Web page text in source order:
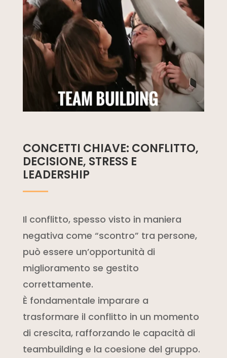
CONCETTI CHIAVE: CONFLITTO,
DECISIONE, STRESS E
LEADERSHIP
Il conflitto, spesso visto in maniera
negativa come “scontro” tra persone,
può essere un’opportunità di
miglioramento se gestito
correttamente.
È fondamentale imparare a
trasformare il conflitto in un momento
di crescita, rafforzando le capacità di
teambuilding e la coesione del gruppo.